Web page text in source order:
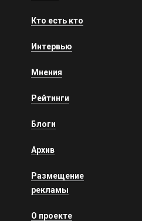
Кто есть кто
Интервью
Мнения
Рейтинги
Блоги
Архив
Размещение
рекламы
О проекте